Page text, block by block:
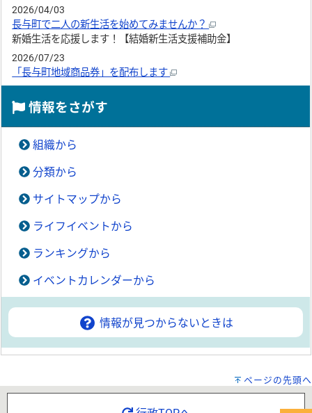
2026/04/03
長与町で二人の新生活を始めてみませんか？
新婚生活を応援します！【結婚新生活支援補助金】
2026/07/23
「長与町地域商品券」を配布します
情報をさがす
組織から
分類から
サイトマップから
ライフイベントから
ランキングから
イベントカレンダーから
情報が見つからないときは
ページの先頭へ